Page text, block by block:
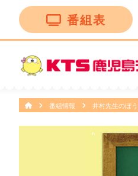
番組表
ｅｗｓ イット！第１部
番組情報 井村先生のぼ